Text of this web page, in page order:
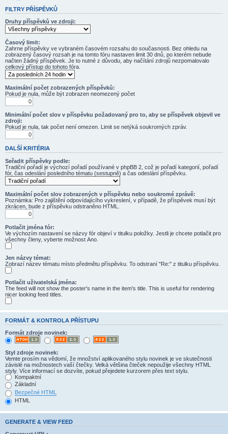
FILTRY PŘÍSPĚVKŮ
Druhy příspěvků ve zdroji:
Časový limit:
Zahrne příspěvky ve vybraném časovém rozsahu do současnosti. Bez ohledu na
zobrazený časový rozsah je na tomto fóru nastaven limit 30 dnů, po kterém nebude
načten žádný příspěvek. Je to nutné z důvodu, aby načítání zdrojů nezpomalovalo
celkový přístup do tohoto fóra.
Maximální počet zobrazených příspěvků:
Pokud je nula, může být zobrazen neomezený počet
Minimální počet slov v příspěvku požadovaný pro to, aby se příspěvek objevil ve
zdroji:
Pokud je nula, tak počet není omezen. Limit se netýká soukromých zpráv.
DALŠÍ KRITÉRIA
Seřadit příspěvky podle:
Tradiční pořadí je výchozí pořadí používané v phpBB 2, což je pořadí kategorií, pořadí
fór, čas odeslání posledního tématu (sestupně) a čas odeslání příspěvku.
Maximální počet slov zobrazených v příspěvku nebo soukromé zprávě:
Poznámka: Pro zajištění odpovídajícího vykreslení, v případě, že příspěvek musí být
zkrácen, bude z příspěvku odstraněno HTML.
Potlačit jména fór:
Ve výchozím nastavení se názvy fór objeví v titulku položky. Jestli je chcete potlačit pro
všechny členy, vyberte možnost Ano.
Jen názvy témat:
Zobrazí název tématu místo předmětu příspěvku. To odstraní "Re:" z titulku příspěvku.
Potlačit uživatelská jména:
The feed will not show the poster's name in the item's title. This is useful for rendering
nicer looking feed titles.
FORMÁT & KONTROLA PŘÍSTUPU
Formát zdroje novinek:
Styl zdroje novinek:
Vemte prosím na vědomí, že množství aplikovaného stylu novinek je ve skutečnosti
závislé na možnostech vaší čtečky. Velká většina čteček nepoužije všechny HTML
styly. Více informací se dozvíte, pokud přejedete kurzorem přes text stylu.
Kompaktní
Základní
Bezpečné HTML
HTML
GENERATE & VIEW FEED